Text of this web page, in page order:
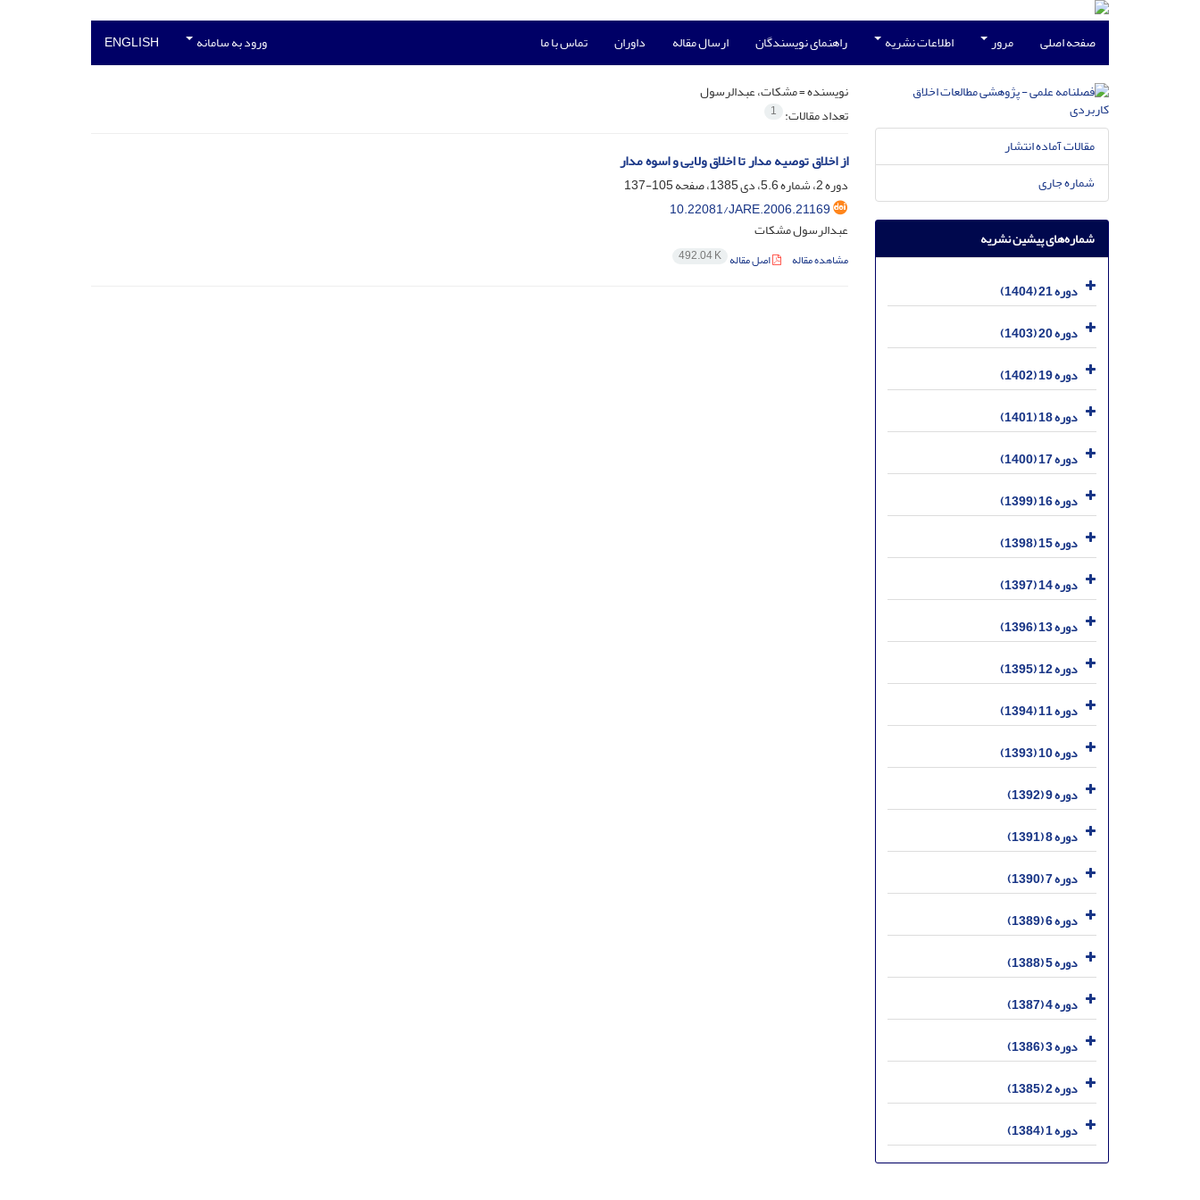
صفحه اصلی مرور اطلاعات نشریه راهنمای نویسندگان ارسال مقاله داوران تماس با ما ورود به سامانه ENGLISH
نویسنده =مشکات، عبدالرسول
تعداد مقالات: 1
از اخلاق توصیه‏ مدار تا اخلاق ولایی و اسوه‏ مدار
دوره 2، شماره 5.6، دی 1385، صفحه
105-137
10.22081/JARE.2006.21169
عبدالرسول مشکات
مشاهده مقاله اصل مقاله 492.04 K
مقالات آماده انتشار
شماره جاری
شماره‌های پیشین نشریه
دوره 21 (1404)
دوره 20 (1403)
دوره 19 (1402)
دوره 18 (1401)
دوره 17 (1400)
دوره 16 (1399)
دوره 15 (1398)
دوره 14 (1397)
دوره 13 (1396)
دوره 12 (1395)
دوره 11 (1394)
دوره 10 (1393)
دوره 9 (1392)
دوره 8 (1391)
دوره 7 (1390)
دوره 6 (1389)
دوره 5 (1388)
دوره 4 (1387)
دوره 3 (1386)
دوره 2 (1385)
دوره 1 (1384)